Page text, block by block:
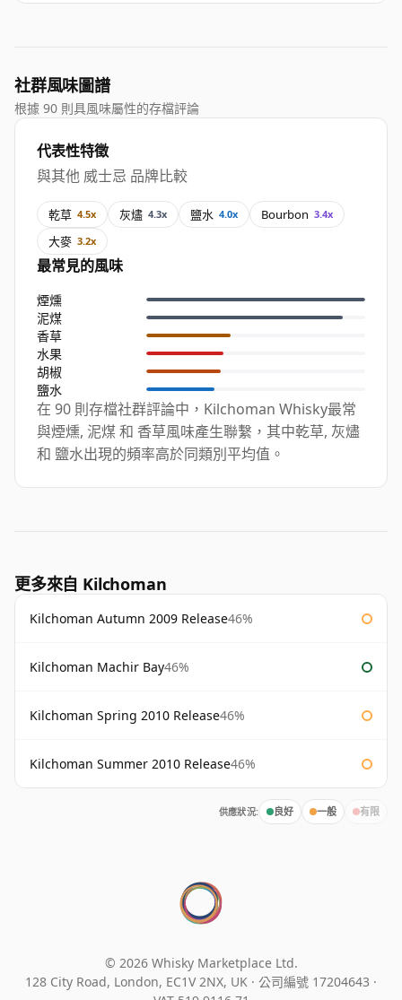
社群風味圖譜
根據 90 則具風味屬性的存檔評論
代表性特徵
與其他 威士忌 品牌比較
乾草 4.5x 灰燼 4.3x 鹽水 4.0x Bourbon 3.4x
大麥 3.2x
最常見的風味
煙燻
泥煤
香草
水果
胡椒
鹽水
在 90 則存檔社群評論中，Kilchoman Whisky最常
與煙燻, 泥煤 和 香草風味產生聯繫，其中乾草, 灰燼
和 鹽水出現的頻率高於同類別平均值。
更多來自 Kilchoman
Kilchoman Autumn 2009 Release46%
Kilchoman Machir Bay46%
Kilchoman Spring 2010 Release46%
Kilchoman Summer 2010 Release46%
供應狀況: 良好 一般 有限
© 2026 Whisky Marketplace Ltd.
128 City Road, London, EC1V 2NX, UK · 公司編號 17204643 ·